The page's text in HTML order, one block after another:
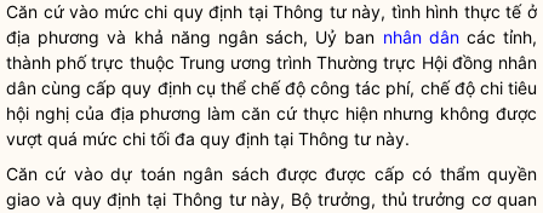
Căn cứ vào mức chi quy định tại Thông tư này, tình hình thực tế ở
địa phương và khả năng ngân sách, Uỷ ban nhân dâncác tỉnh,
thành phố trực thuộc Trung ương trình Thường trực Hội đồng nhân
dân cùng cấp quy định cụ thể chế độcông tác phí, chế độ chi tiêu
hội nghị của địa phương làm căn cứ thực hiện nhưng không được
vượt quá mức chi tối đa quy định tại Thông tư này.
Căn cứ vào dự toán ngân sách được được cấp có thẩm quyền
giao và quy định tại Thông tư này, Bộ trưởng, thủ trưởng cơ quan